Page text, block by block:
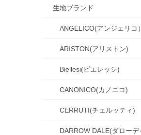
生地ブランド
ANGELICO(アンジェリコ）
ARISTON(アリストン)
Biellesi(ビエレッシ)
CANONICO(カノニコ)
CERRUTI(チェルッティ)
DARROW DALE(ダローデ